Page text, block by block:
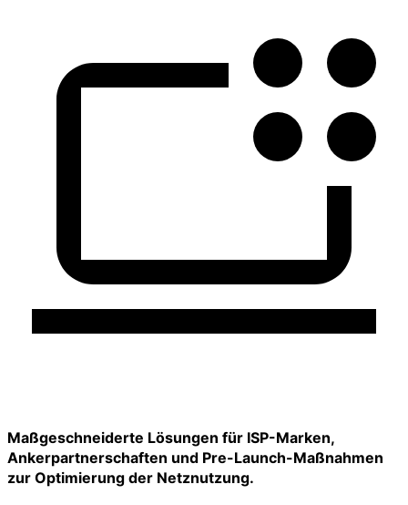
Maßgeschneiderte Lösungen für ISP-Marken,
Ankerpartnerschaften und Pre-Launch-Maßnahmen
zur Optimierung der Netznutzung.